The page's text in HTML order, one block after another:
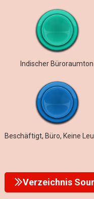
Indischer Büroraumton
Verzeichnis